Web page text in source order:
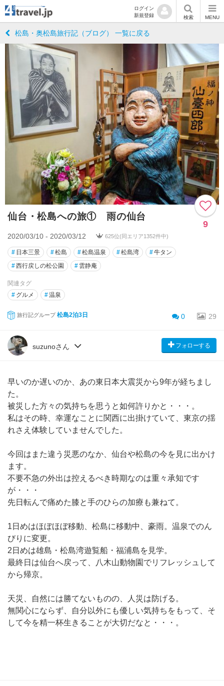
ログイン
新規登録
検索 MENU
松島・奥松島旅行記（ブログ） 一覧に戻る
仙台・松島への旅① 雨の仙台
9
2020/03/10 - 2020/03/12 625位(同エリア1352件中)
# 日本三景 #松島 #松島温泉 #松島湾 #牛タン
#西行戻しの松公園 # 雲静庵
関連タグ
# グルメ #温泉
旅行記グループ 松島2泊3日 0 29
suzunoさん フォローする
早いのか遅いのか、あの東日本大震災から9年が経ちまし
た。
被災した方々の気持ちを思うと如何許りかと・・・。
私はその時、幸運なことに関西に出掛けていて、東京の揺
れさえ体験していませんでした。
今回はまた違う災悪のなか、仙台や松島の今を見に出かけ
ます。
不要不急の外出は控えるべき時期なのは重々承知です
が・・・
先日転んで痛めた膝と手のひらの加療も兼ねて。
1日めはほぼほぼ移動、松島に移動中、豪雨。温泉でのん
びりに変更。
2日めは雄島・松島湾遊覧船・福浦島を見学。
最終日は仙台へ戻って、八木山動物園でリフレッシュして
から帰京。
天災、自然には勝てないものの、人災は防げる。
無関心にならず、自分以外にも優しい気持ちをもって、そ
して今を精一杯生きることが大切だなと・・・。